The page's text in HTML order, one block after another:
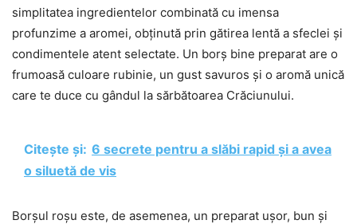
simplitatea ingredientelor combinată cu imensa
profunzime a aromei, obținută prin gătirea lentă a sfeclei și
condimentele atent selectate. Un borș bine preparat are o
frumoasă culoare rubinie, un gust savuros și o aromă unică
care te duce cu gândul la sărbătoarea Crăciunului.
Citește și: 6 secrete pentru a slăbi rapid și a avea
o siluetă de vis
Borșul roșu este, de asemenea, un preparat ușor, bun și